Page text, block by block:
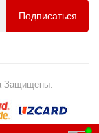
Подписаться
Защищены.